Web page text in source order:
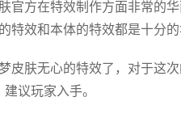
方在特效制作方面非常的华
特效和本体的特效都是十分的
肤无心的特效了，对于这次
议玩家入手。